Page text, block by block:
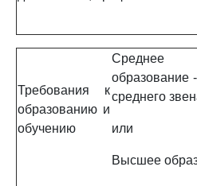
Требования к
образованию и
обучению
Среднее
образование
среднего
или
Высшее